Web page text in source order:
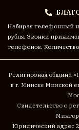
Набирая телефонный
рубля. Звонки
телефонов.
Религиозная община
в г. Минске Минской
Cвидетельство о
Юридический адрес